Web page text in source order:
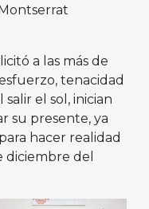
a las más de
tenacidad
el sol, inician
su presente, ya
hacer realidad
diciembre del